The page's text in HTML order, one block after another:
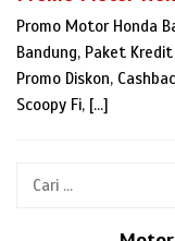
Promo Motor Honda
Bandung, Paket Kredit
Promo Diskon,
Scoopy Fi, […]
Cari